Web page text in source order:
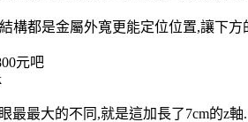
構都是金屬外寬更能定位位置,讓下
元吧
最最大的不同,就是這加長了7cm的z軸